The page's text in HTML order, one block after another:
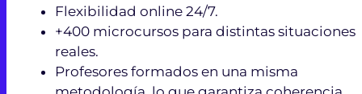
Flexibilidad online 24/7.
+400 microcursos para distintas situaciones
reales.
Profesores formados en una misma